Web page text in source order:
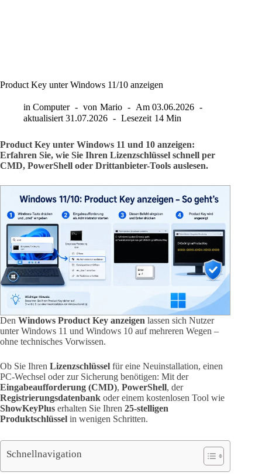
Product Key unter Windows 11/10 anzeigen
in Computer von Mario Am 03.06.2026
aktualisiert 31.07.2026 Lesezeit 14 Min
Product Key unter Windows 11 und 10 anzeigen:
Erfahren Sie, wie Sie Ihren Lizenzschlüssel schnell per
CMD, PowerShell oder Drittanbieter-Tools auslesen.
Den Windows Product Key anzeigen lassen sich Nutzer
unter Windows 11 und Windows 10 auf mehreren Wegen –
ohne technisches Vorwissen.
Ob Sie Ihren Lizenzschlüssel für eine Neuinstallation, einen
PC-Wechsel oder zur Sicherung benötigen: Mit der
Eingabeaufforderung (CMD), PowerShell, der
Registrierungsdatenbank oder einem kostenlosen Tool wie
ShowKeyPlus erhalten Sie Ihren 25-stelligen
Produktschlüssel in wenigen Schritten.
Schnellnavigation